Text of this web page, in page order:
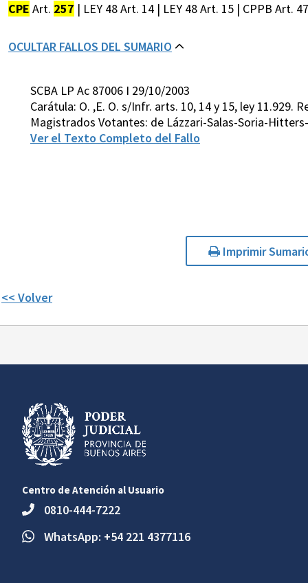
CPE Art. 257 | LEY 48 Art. 14 | LEY 48 Art. 15 | CPPB Art.
OCULTAR FALLOS DEL SUMARIO
SCBA LP Ac 87006 I 29/10/2003
Carátula: O. ,E. O. s/Infr. arts. 10, 14 y 15, ley 11.929.
Magistrados Votantes: de Lázzari-Salas-Soria-
Ver el Texto Completo del Fallo
Imprimir
<< Volver
Centro de Atención al Usuario
0810-444-7222
WhatsApp: +54 221 4377116